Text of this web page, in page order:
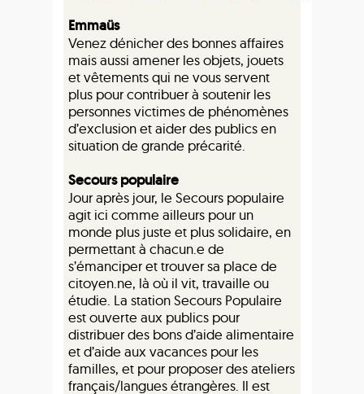
Emmaüs
Venez dénicher des bonnes affaires
mais aussi amener les objets, jouets
et vêtements qui ne vous servent
plus pour contribuer à soutenir les
personnes victimes de phénomènes
d’exclusion et aider des publics en
situation de grande précarité.
Secours populaire
Jour après jour, le Secours populaire
agit ici comme ailleurs pour un
monde plus juste et plus solidaire, en
permettant à chacun.e de
s’émanciper et trouver sa place de
citoyen.ne, là où il vit, travaille ou
étudie. La station Secours Populaire
est ouverte aux publics pour
distribuer des bons d’aide alimentaire
et d’aide aux vacances pour les
familles, et pour proposer des ateliers
français/langues étrangères. Il est